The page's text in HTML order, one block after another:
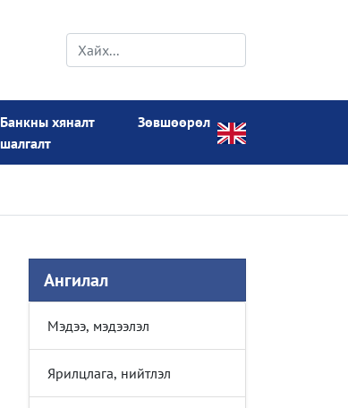
Банкны хяналт
шалгалт
Зөвшөөрөл
Ангилал
Мэдээ, мэдээлэл
Ярилцлага, нийтлэл